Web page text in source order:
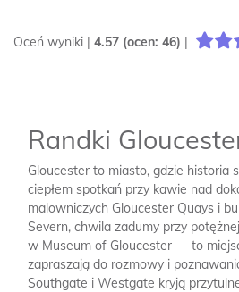
Oceń wyniki | 4.57 (ocen: 46) |
Randki
Gloucester to miasto, gdzie historia
ciepłem spotkań przy kawie nad
malowniczych Gloucester Quays i
Severn, chwila zadumy przy
w Museum of Gloucester — to
zapraszają do rozmowy i
Southgate i Westgate kryją